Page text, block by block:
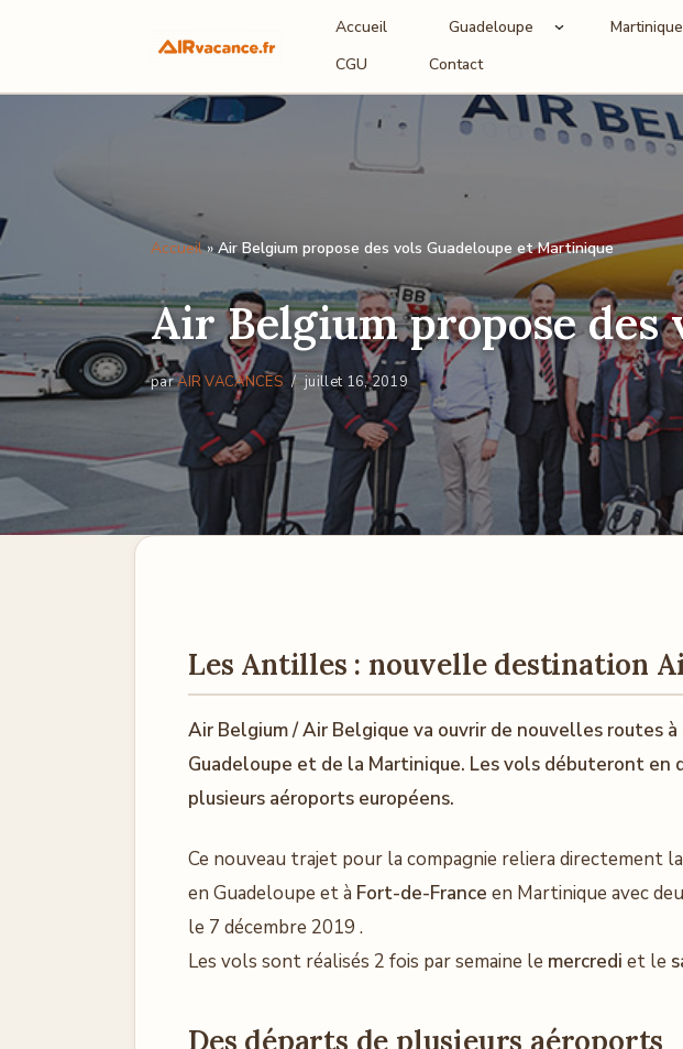
au
Accueil Guadeloupe Martinique
CGU
Contact
Accueil»Air Belgium propose des vols Guadeloupe et Martinique
Air Belgium propose
parAIR VACANCES juillet 16, 2019
Les Antilles : nouvelle destination
Air Belgium / Air Belgique va ouvrir de nouvelles routes
Guadeloupe et de la Martinique. Les vols débuteront en
plusieurs aéroports européens.
Ce nouveau trajet pour la compagnie reliera directement
en Guadeloupe et à Fort-de-France en Martinique avec
le 7 décembre 2019 .
Les vols sont réalisés 2 fois par semaine le mercredi et le
Des départs de plusieurs aéroports